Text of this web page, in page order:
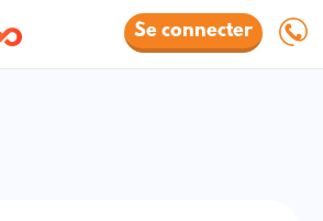
Se connecter